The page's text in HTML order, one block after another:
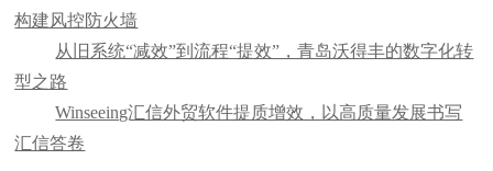
构建风控防火墙
从旧系统“减效”到流程“提效”，青岛沃得丰的数字化转
型之路
Winseeing汇信外贸软件提质增效，以高质量发展书写
汇信答卷